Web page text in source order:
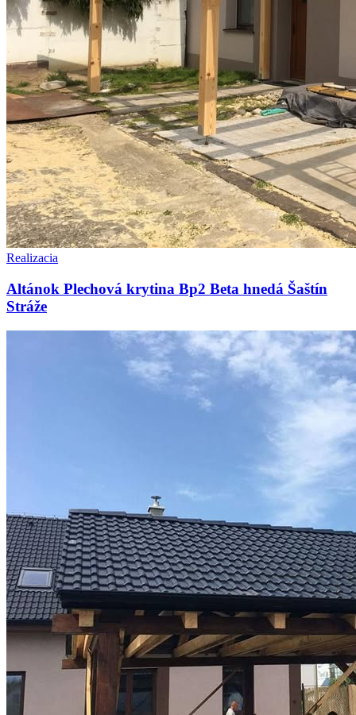
Realizacia
Altánok Plechová krytina Bp2 Beta hnedá Šaštín
Stráže